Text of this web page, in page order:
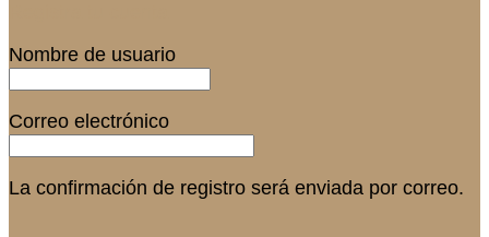
Nombre de usuario
Correo electrónico
La confirmación de registro será enviada por correo.